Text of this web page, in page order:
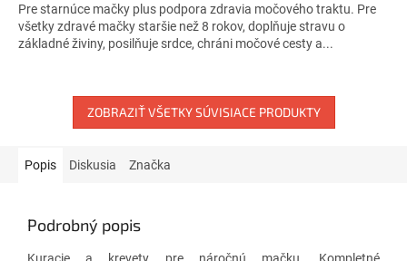
z
5
hviezdičiek.
Pre starnúce mačky plus podpora zdravia močového traktu. Pre
všetky zdravé mačky staršie než 8 rokov, doplňuje stravu o
základné živiny, posilňuje srdce, chráni močové cesty a...
ZOBRAZIŤ VŠETKY SÚVISIACE PRODUKTY
Popis Diskusia Značka
Podrobný popis